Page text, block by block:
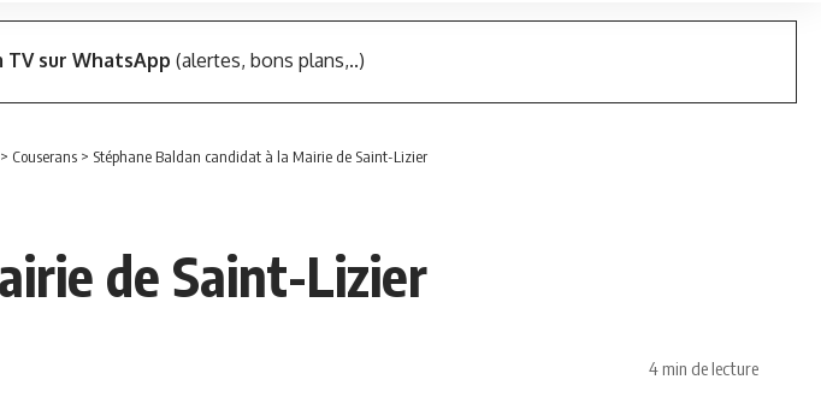
TV sur WhatsApp (alertes, bons plans,..)
> Couserans > Stéphane Baldan candidat à la Mairie de Saint-Lizier
de Saint-Lizier
4 min de lecture